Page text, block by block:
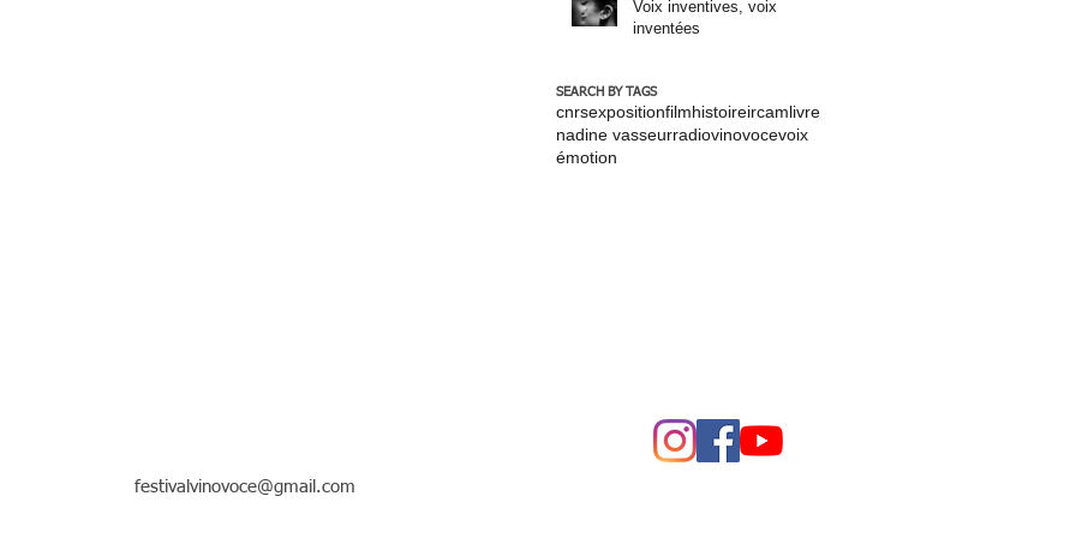
Voix inventives, voix
inventées
SEARCH BY TAGS
cnrsexpositionfilmhistoireircamlivre
nadine vasseurradiovinovocevoix
émotion
festivalvinovoce@gmail.com